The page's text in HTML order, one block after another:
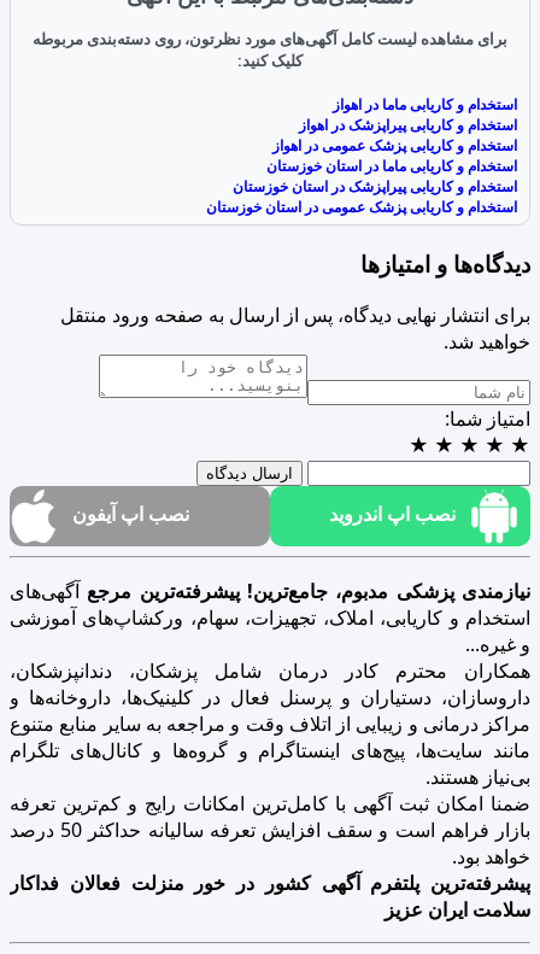
برای مشاهده لیست کامل آگهی‌های مورد نظرتون، روی دسته‌بندی مربوطه
کلیک کنید:
استخدام و کاریابی ماما در اهواز
استخدام و کاریابی پیراپزشک در اهواز
استخدام و کاریابی پزشک عمومی در اهواز
استخدام و کاریابی ماما در استان خوزستان
استخدام و کاریابی پیراپزشک در استان خوزستان
استخدام و کاریابی پزشک عمومی در استان خوزستان
دیدگاه‌ها و امتیازها
برای انتشار نهایی دیدگاه، پس از ارسال به صفحه ورود منتقل
خواهید شد.
امتیاز شما:
★
★
★
★
★
ارسال دیدگاه
نصب اپ اندروید نصب اپ آیفون
نیازمندی پزشکی مدبوم، جامع‌ترین! پیشرفته‌ترین مرجع آگهی‌های
استخدام و کاریابی، املاک، تجهیزات، سهام، ورکشاپ‌های آموزشی
و غیره...
همکاران محترم کادر درمان شامل پزشکان، دندانپزشکان،
داروسازان، دستیاران و پرسنل فعال در کلینیک‌ها، داروخانه‌ها و
مراکز درمانی و زیبایی از اتلاف وقت و مراجعه به سایر منابع متنوع
مانند سایت‌ها، پیج‌های اینستاگرام و گروه‌ها و کانال‌های تلگرام
بی‌نیاز هستند.
ضمنا امکان ثبت آگهی با کامل‌ترین امکانات رایج و کم‌ترین تعرفه
بازار فراهم است و سقف افزایش تعرفه سالیانه حداکثر 50 درصد
خواهد بود.
پیشرفته‌ترین پلتفرم آگهی کشور در خور منزلت فعالان فداکار
سلامت ایران عزیز